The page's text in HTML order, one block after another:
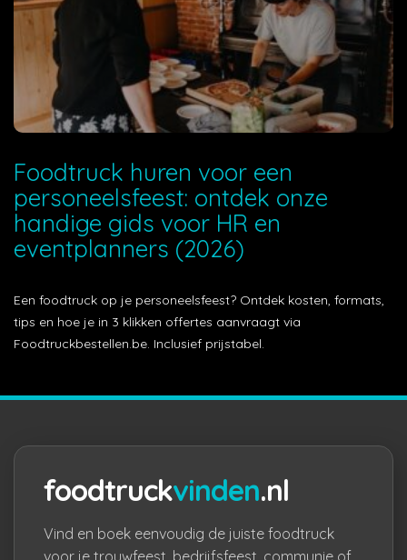
Foodtruck huren voor een
personeelsfeest: ontdek onze
handige gids voor HR en
eventplanners (2026)
Een foodtruck op je personeelsfeest? Ontdek kosten, formats,
tips en hoe je in 3 klikken offertes aanvraagt via
Foodtruckbestellen.be. Inclusief prijstabel.
foodtruckvinden.nl
Vind en boek eenvoudig de juiste foodtruck
voor je trouwfeest, bedrijfsfeest, communie of